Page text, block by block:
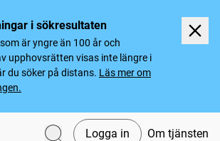
i sökresultaten
är yngre än 100 år och
upphovsrätten visas inte längre i
du söker på distans. Läs mer om
Logga in Om tjänsten